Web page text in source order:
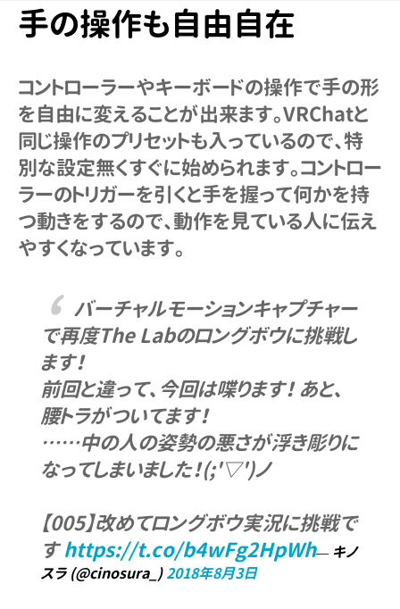
手の操作も自由自在
コントローラーやキーボードの操作で手の形
を自由に変えることが出来ます。VRChatと
同じ操作のプリセットも入っているので、特
別な設定無くすぐに始められます。コントロー
ラーのトリガーを引くと手を握って何かを持
つ動きをするので、動作を見ている人に伝え
やすくなっています。
バーチャルモーションキャプチャー
で再度The Labのロングボウに挑戦し
ます！
前回と違って、今回は喋ります！ あと、
腰トラがついてます！
……中の人の姿勢の悪さが浮き彫りに
なってしまいました！(;'▽')ノ
【005】改めてロングボウ実況に挑戦で
すhttps://t.co/b4wFg2HpWh— キノ
スラ (@cinosura_)2018年8月3日